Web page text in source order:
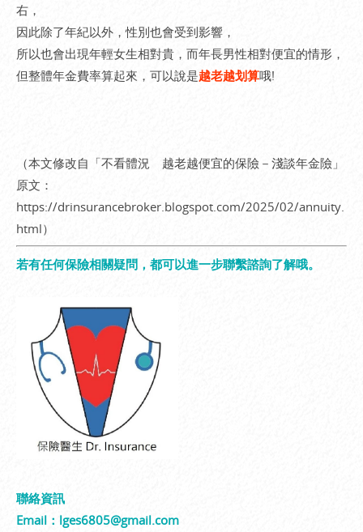
右，
因此除了年紀以外，性別也會受到影響，
所以也會出現年輕女生相對貴，而年長男性相對便宜的情形，
但整體年金費率算起來，可以說是越老越划算哦!
（本文修改自「不看體況 越老越便宜的保險－淺談年金險」
原文：
https://drinsurancebroker.blogspot.com/2025/02/annuity.
html）
若有任何保險相關疑問，都可以進一步聯繫諮詢了解哦。
聯絡資訊
Email：lges6805@gmail.com